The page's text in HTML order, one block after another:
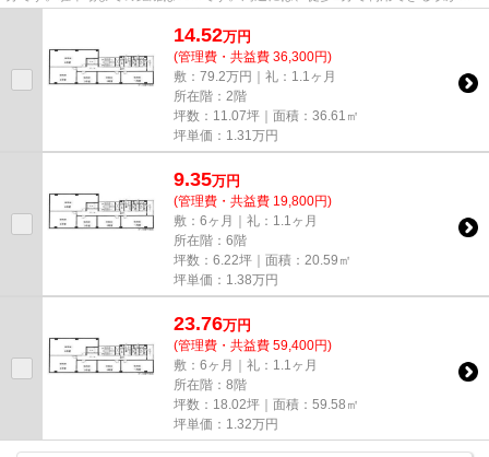
ります。10階建てで、街並みに溶...
14.52万円
(管理費・共益費 36,300円)
敷：79.2万円｜礼：1.1ヶ月
所在階：2階
坪数：11.07坪｜面積：36.61㎡
坪単価： 1.31 万円
9.35万円
(管理費・共益費 19,800円)
敷：6ヶ月｜礼：1.1ヶ月
所在階：6階
坪数：6.22坪｜面積：20.59㎡
坪単価： 1.38万円
23.76万円
(管理費・共益費 59,400円)
敷：6ヶ月｜礼：1.1ヶ月
所在階：8階
坪数：18.02坪｜面積：59.58㎡
坪単価： 1.32万円